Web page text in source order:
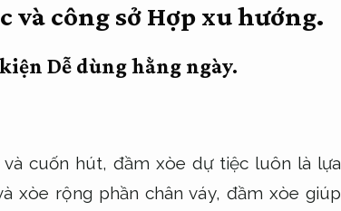
và công sở Hợp xu hướng.
Dễ dùng hằng ngày.
cuốn hút, đầm xòe dự tiệc luôn là lựa
xòe rộng phần chân váy, đầm xòe giúp